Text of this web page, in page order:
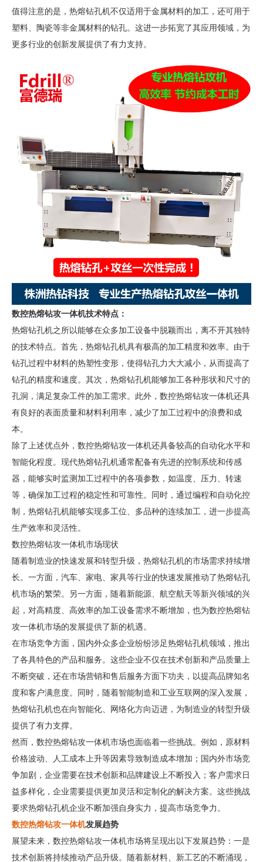
值得注意的是，热熔钻孔机不仅适用于金属材料的加工，还可用于
塑料、陶瓷等非金属材料的钻孔。这进一步拓宽了其应用领域，为
更多行业的创新发展提供了有力支持。
数控热熔钻攻一体机技术特点：
热熔钻孔机之所以能够在众多加工设备中脱颖而出，离不开其独特
的技术特点。首先，热熔钻孔机具有极高的加工精度和效率。由于
钻孔过程中材料的热塑性变形，使得钻孔力大大减小，从而提高了
钻孔的精度和速度。其次，热熔钻孔机能够加工各种形状和尺寸的
孔洞，满足复杂工件的加工需求。此外，数控热熔钻攻一体机还具
有良好的表面质量和材料利用率，减少了加工过程中的浪费和成
本。
除了上述优点外，数控热熔钻攻一体机还具备较高的自动化水平和
智能化程度。现代热熔钻孔机通常配备有先进的控制系统和传感
器，能够实时监测加工过程中的各项参数，如温度、压力、转速
等，确保加工过程的稳定性和可靠性。同时，通过编程和自动化控
制，热熔钻孔机能够实现多工位、多品种的连续加工，进一步提高
生产效率和灵活性。
数控热熔钻攻一体机市场现状
随着制造业的快速发展和转型升级，热熔钻孔机的市场需求持续增
长。一方面，汽车、家电、家具等行业的快速发展推动了热熔钻孔
机市场的繁荣。另一方面，随着新能源、航空航天等新兴领域的兴
起，对高精度、高效率的加工设备需求不断增加，也为数控热熔钻
攻一体机市场的发展提供了新的机遇。
在市场竞争方面，国内外众多企业纷纷涉足热熔钻孔机领域，推出
了各具特色的产品和服务。这些企业不仅在技术创新和产品质量上
不断突破，还在市场营销和售后服务方面下功夫，以提高品牌知名
度和客户满意度。同时，随着智能制造和工业互联网的深入发展，
热熔钻孔机也在向智能化、网络化方向迈进，为制造业的转型升级
提供了有力支撑。
然而，数控热熔钻攻一体机市场也面临着一些挑战。例如，原材料
价格波动、人工成本上升等因素导致制造成本增加；国内外市场竞
争加剧，企业需要在技术创新和品牌建设上不断投入；客户需求日
益多样化，企业需要提供更加灵活和定制化的解决方案。这些挑战
要求热熔钻孔机企业不断加强自身实力，提高市场竞争力。
数控热熔钻攻一体机发展趋势
展望未来，数控热熔钻攻一体机市场将呈现出以下发展趋势：一是
技术创新将持续推动产品升级。随着新材料、新工艺的不断涌现，